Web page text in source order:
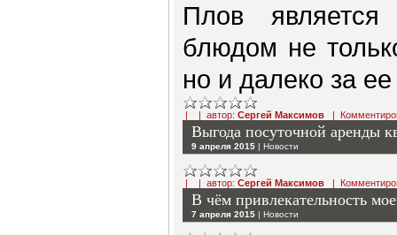
Плов является
блюдом не
но и далеко за
| | автор: Сергей Максимов |
Выгода посуточной аренды
9 апреля 2015 | Новости
| | автор: Сергей Максимов |
В чём привлекательность
7 апреля 2015 | Новости